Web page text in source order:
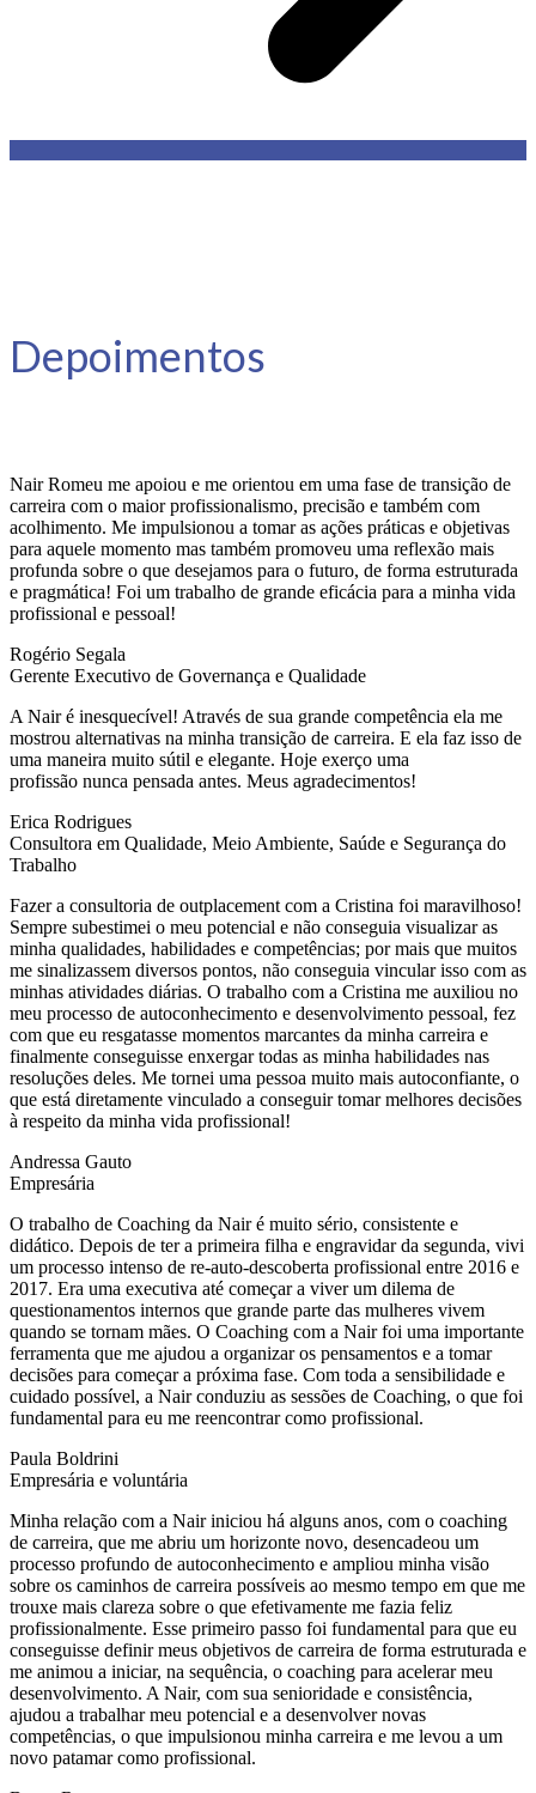
Depoimentos
Nair Romeu me apoiou e me orientou em uma fase de transição de
carreira com o maior profissionalismo, precisão e também com
acolhimento. Me impulsionou a tomar as ações práticas e objetivas
para aquele momento mas também promoveu uma reflexão mais
profunda sobre o que desejamos para o futuro, de forma estruturada
e pragmática! Foi um trabalho de grande eficácia para a minha vida
profissional e pessoal!
Rogério Segala
Gerente Executivo de Governança e Qualidade
A Nair é inesquecível! Através de sua grande competência ela me
mostrou alternativas na minha transição de carreira. E ela faz isso de
uma maneira muito sútil e elegante. Hoje exerço uma
profissão nunca pensada antes. Meus agradecimentos!
Erica Rodrigues
Consultora em Qualidade, Meio Ambiente, Saúde e Segurança do
Trabalho
Fazer a consultoria de outplacement com a Cristina foi maravilhoso!
Sempre subestimei o meu potencial e não conseguia visualizar as
minha qualidades, habilidades e competências; por mais que muitos
me sinalizassem diversos pontos, não conseguia vincular isso com as
minhas atividades diárias. O trabalho com a Cristina me auxiliou no
meu processo de autoconhecimento e desenvolvimento pessoal, fez
com que eu resgatasse momentos marcantes da minha carreira e
finalmente conseguisse enxergar todas as minha habilidades nas
resoluções deles. Me tornei uma pessoa muito mais autoconfiante, o
que está diretamente vinculado a conseguir tomar melhores decisões
à respeito da minha vida profissional!
Andressa Gauto
Empresária
O trabalho de Coaching da Nair é muito sério, consistente e
didático. Depois de ter a primeira filha e engravidar da segunda, vivi
um processo intenso de re-auto-descoberta profissional entre 2016 e
2017. Era uma executiva até começar a viver um dilema de
questionamentos internos que grande parte das mulheres vivem
quando se tornam mães. O Coaching com a Nair foi uma importante
ferramenta que me ajudou a organizar os pensamentos e a tomar
decisões para começar a próxima fase. Com toda a sensibilidade e
cuidado possível, a Nair conduziu as sessões de Coaching, o que foi
fundamental para eu me reencontrar como profissional.
Paula Boldrini
Empresária e voluntária
Minha relação com a Nair iniciou há alguns anos, com o coaching
de carreira, que me abriu um horizonte novo, desencadeou um
processo profundo de autoconhecimento e ampliou minha visão
sobre os caminhos de carreira possíveis ao mesmo tempo em que me
trouxe mais clareza sobre o que efetivamente me fazia feliz
profissionalmente. Esse primeiro passo foi fundamental para que eu
conseguisse definir meus objetivos de carreira de forma estruturada e
me animou a iniciar, na sequência, o coaching para acelerar meu
desenvolvimento. A Nair, com sua senioridade e consistência,
ajudou a trabalhar meu potencial e a desenvolver novas
competências, o que impulsionou minha carreira e me levou a um
novo patamar como profissional.